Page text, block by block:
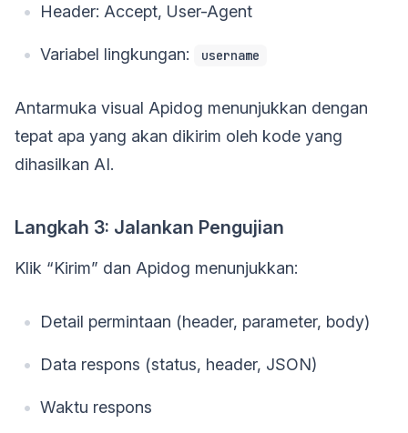
Header: Accept, User-Agent
Variabel lingkungan: username
Antarmuka visual Apidog menunjukkan dengan
tepat apa yang akan dikirim oleh kode yang
dihasilkan AI.
Langkah 3: Jalankan Pengujian
Klik “Kirim” dan Apidog menunjukkan:
Detail permintaan (header, parameter, body)
Data respons (status, header, JSON)
Waktu respons